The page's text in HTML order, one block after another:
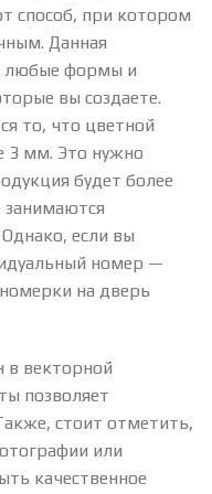
способ, при котором
Данная
любые формы и
вы создаете.
то, что цветной
3 мм. Это нужно
будет более
занимаются
если вы
номер —
на дверь
в векторной
позволяет
стоит отметить,
или
качественное